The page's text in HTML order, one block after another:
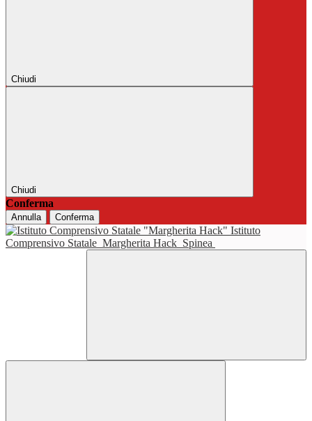
Chiudi
Chiudi
Conferma
Annulla Conferma
Istituto
Comprensivo Statale Margherita Hack Spinea